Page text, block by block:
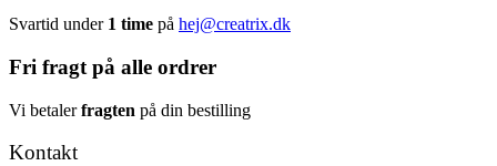
Svartid under 1 time på hej@creatrix.dk
Fri fragt på alle ordrer
Vi betalerfragten på din bestilling
Kontakt